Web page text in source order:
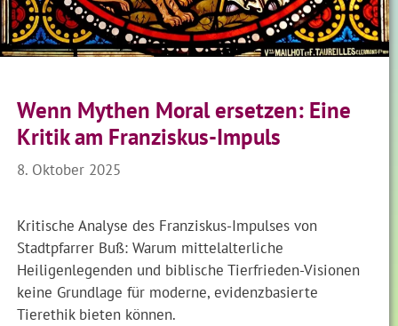
Wenn Mythen Moral ersetzen: Eine
Kritik am Franziskus-Impuls
8. Oktober 2025
Kritische Analyse des Franziskus-Impulses von
Stadtpfarrer Buß: Warum mittelalterliche
Heiligenlegenden und biblische Tierfrieden-Visionen
keine Grundlage für moderne, evidenzbasierte
Tierethik bieten können.